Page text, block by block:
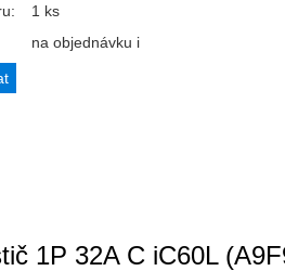
1 ks
na objednávku i
1P 32A C iC60L